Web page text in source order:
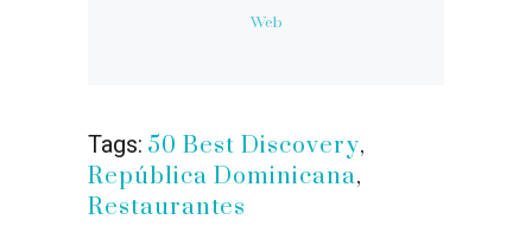
Web
Tags: 50 Best Discovery,
República Dominicana,
Restaurantes